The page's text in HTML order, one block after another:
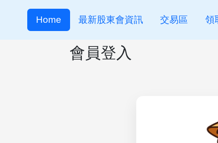
Home 最新股東會資訊 交易區 領
會員登入